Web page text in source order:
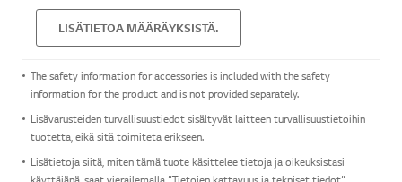
LISÄTIETOA MÄÄRÄYKSISTÄ.
The safety information for accessories is included with the safety
information for the product and is not provided separately.
Lisävarusteiden turvallisuustiedot sisältyvät laitteen turvallisuustietoihin
tuotetta, eikä sitä toimiteta erikseen.
Lisätietoja siitä, miten tämä tuote käsittelee tietoja ja oikeuksistasi